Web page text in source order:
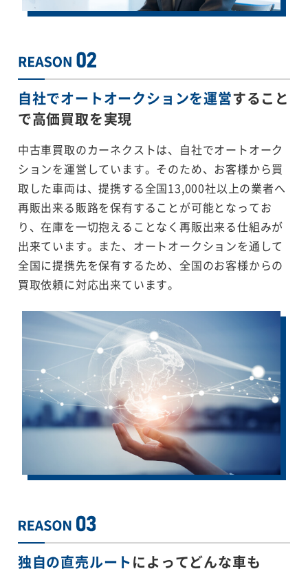
自社でオートオークションを運営すること
で高価買取を実現
中古車買取のカーネクストは、自社でオートオーク
ションを運営しています。そのため、お客様から買
取した車両は、提携する全国13,000社以上の業者へ
再販出来る販路を保有することが可能となってお
り、在庫を一切抱えることなく再販出来る仕組みが
出来ています。また、オートオークションを通して
全国に提携先を保有するため、全国のお客様からの
買取依頼に対応出来ています。
独自の直売ルートによってどんな車も